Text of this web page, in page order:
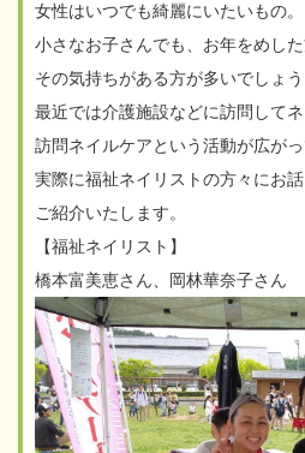
女性はいつでも綺麗にいたいもの。
小さなお子さんでも、お年をめし
その気持ちがある方が多いでしょう
最近では介護施設などに訪問して
訪問ネイルケアという活動が広がっ
実際に福祉ネイリストの方々にお
ご紹介いたします。
【福祉ネイリスト】
橋本富美恵さん、岡林華奈子さん